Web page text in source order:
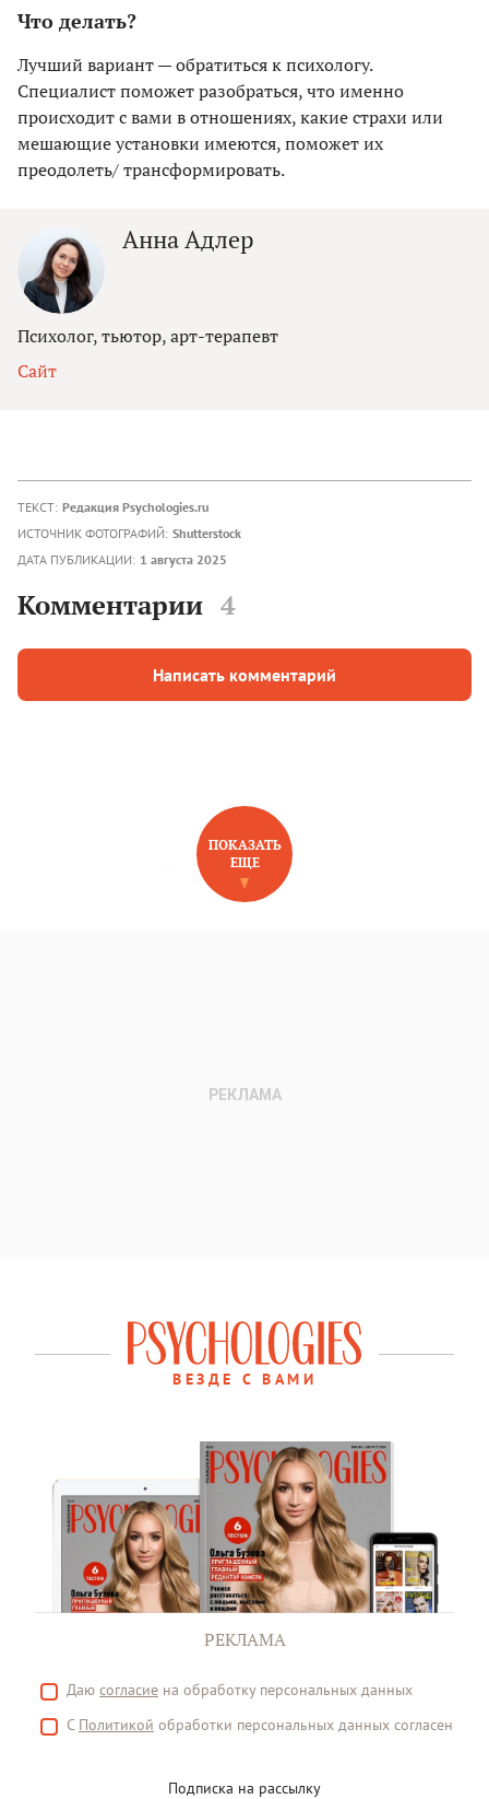
Что делать?
Лучший вариант — обратиться к психологу.
Специалист поможет разобраться, что именно
происходит с вами в отношениях, какие страхи или
мешающие установки имеются, поможет их
преодолеть/ трансформировать.
Анна Адлер
Психолог, тьютор, арт-терапевт
Сайт
ТЕКСТ: Редакция Psychologies.ru
ИСТОЧНИК ФОТОГРАФИЙ: Shutterstock
ДАТА ПУБЛИКАЦИИ: 1 августа 2025
Комментарии 4
Написать комментарий
НОВОЕ НА САЙТЕ
ПОКАЗАТЬ
ЕЩЕ
ВЕЗДЕ С ВАМИ
РЕКЛАМА
Даю согласие на обработку персональных данных
С Политикой обработки персональных данных согласен
Подписка на рассылку